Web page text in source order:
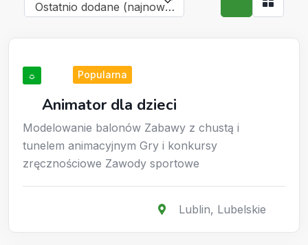
Ostatnio dodane (najnowsze)
Animatorzy
☼
Animator dla dzieci
Popularna
Modelowanie balonów Zabawy z chustą i
tunelem animacyjnym Gry i konkursy
zręcznościowe Zawody sportowe
Lublin, Lubelskie